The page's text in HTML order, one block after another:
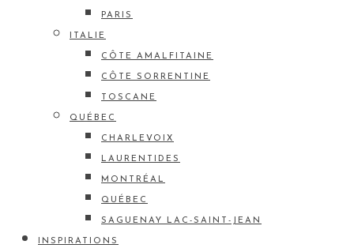
PARIS
ITALIE
CÔTE AMALFITAINE
CÔTE SORRENTINE
TOSCANE
QUÉBEC
CHARLEVOIX
LAURENTIDES
MONTRÉAL
QUÉBEC
SAGUENAY LAC-SAINT-JEAN
INSPIRATIONS